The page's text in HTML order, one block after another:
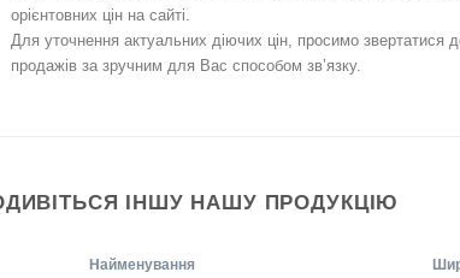
орієнтовних цін на сайті.
Для уточнення актуальних діючих цін, просимо звертатися
продажів за зручним для Вас способом зв’язку.
ІНШУ НАШУ ПРОДУКЦІЮ
Найменування